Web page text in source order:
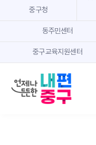
중구청
동주민센터
중구교육지원센터